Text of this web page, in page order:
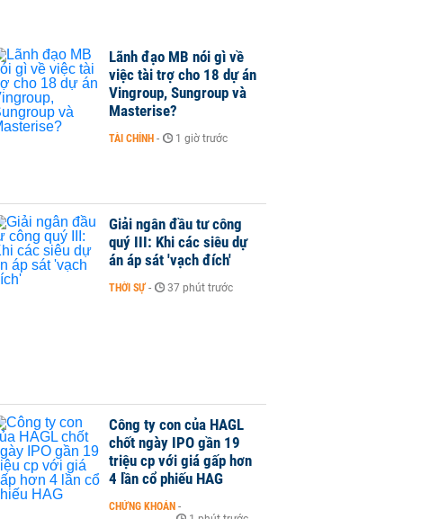
Lãnh đạo MB nói gì về
việc tài trợ cho 18 dự án
Vingroup, Sungroup và
Masterise?
TÀI CHÍNH - 1 giờ trước
Giải ngân đầu tư công
quý III: Khi các siêu dự
án áp sát 'vạch đích'
THỜI SỰ - 37 phút trước
Công ty con của HAGL
chốt ngày IPO gần 19
triệu cp với giá gấp hơn
4 lần cổ phiếu HAG
CHỨNG KHOÁN -